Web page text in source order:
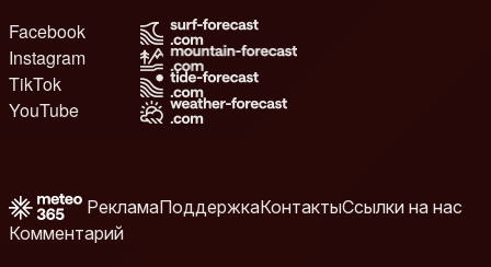
Facebook
Instagram
TikTok
YouTube
РекламаПоддержкаКонтактыСсылки на нас
Комментарий